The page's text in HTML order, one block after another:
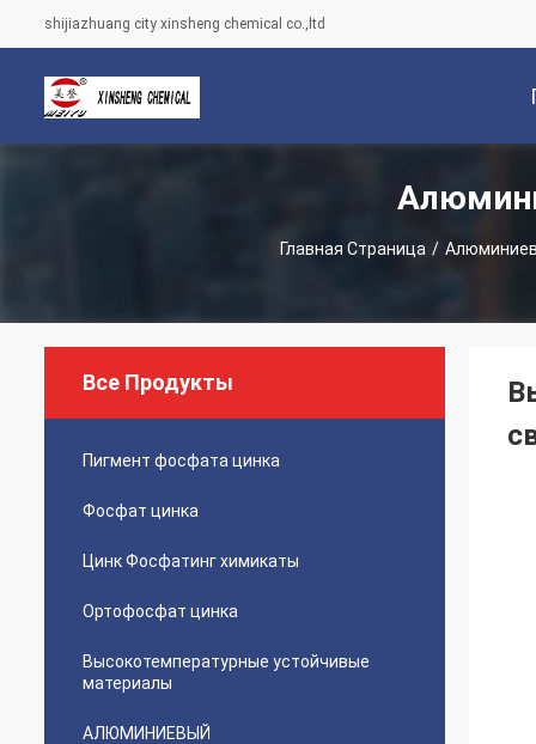
shijiazhuang city xinsheng chemical co.,ltd
Главная Страница /
Все Продукты
Пигмент фосфата цинка
Фосфат цинка
Цинк Фосфатинг химикаты
Ортофосфат цинка
Высокотемпературные устойчивые
материалы
АЛЮМИНИЕВЫЙ